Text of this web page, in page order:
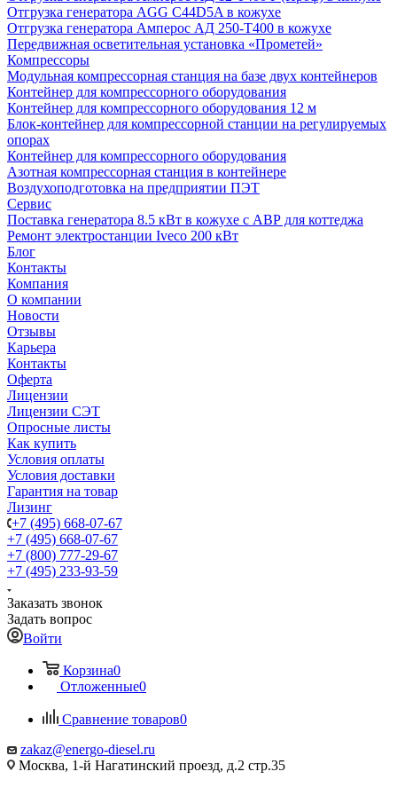
Отгрузка генератора AGG C44D5A в кожухе
Отгрузка генератора Амперос АД 250-Т400 в кожухе
Передвижная осветительная установка «Прометей»
Компрессоры
Модульная компрессорная станция на базе двух контейнеров
Контейнер для компрессорного оборудования
Контейнер для компрессорного оборудования 12 м
Блок-контейнер для компрессорной станции на регулируемых
опорах
Контейнер для компрессорного оборудования
Азотная компрессорная станция в контейнере
Воздухоподготовка на предприятии ПЭТ
Сервис
Поставка генератора 8.5 кВт в кожухе с АВР для коттеджа
Ремонт электростанции Iveco 200 кВт
Блог
Контакты
Компания
О компании
Новости
Отзывы
Карьера
Контакты
Оферта
Лицензии
Лицензии СЭТ
Опросные листы
Как купить
Условия оплаты
Условия доставки
Гарантия на товар
Лизинг
+7 (495) 668-07-67
+7 (495) 668-07-67
+7 (800) 777-29-67
+7 (495) 233-93-59
Заказать звонок
Задать вопрос
Войти
Корзина0
Отложенные0
Сравнение товаров0
zakaz@energo-diesel.ru
Москва, 1-й Нагатинский проезд, д.2 стр.35